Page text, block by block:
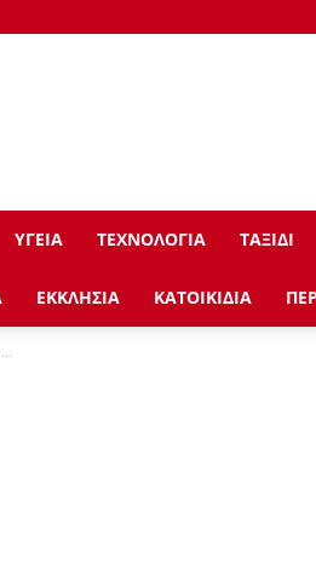
ΥΓΕΙΑ ΤΕΧΝΟΛΟΓΙΑ ΤΑΞΙΔΙ
ΕΚΚΛΗΣΙΑ ΚΑΤΟΙΚΙΔΙΑ